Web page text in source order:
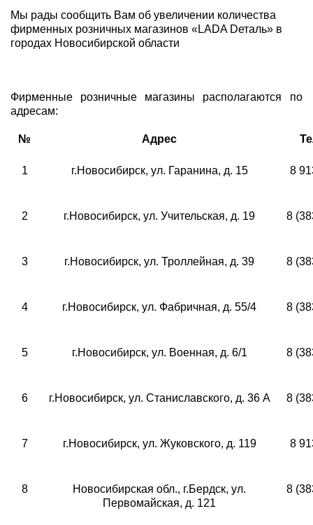
Мы рады сообщить Вам об увеличении количества
фирменных розничных магазинов «LADA Dеталь» в
городах Новосибирской области
Фирменные розничные магазины располагаются по
адресам:
№ Адрес
1 г.Новосибирск, ул. Гаранина, д. 15 8
2 г.Новосибирск, ул. Учительская, д. 19 8
3 г.Новосибирск, ул. Троллейная, д. 39 8
4 г.Новосибирск, ул. Фабричная, д. 55/4 8
5 г.Новосибирск, ул. Военная, д. 6/1 8
6 г.Новосибирск, ул. Станиславского, д. 36 А 8
7 г.Новосибирск, ул. Жуковского, д. 119 8
8
Новосибирская обл., г.Бердск, ул.
Первомайская, д. 121
8